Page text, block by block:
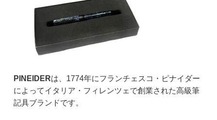
PINEIDERは、1774年にフランチェスコ・ピナイダー
によってイタリア・フィレンツェで創業された高級筆
記具ブランドです。